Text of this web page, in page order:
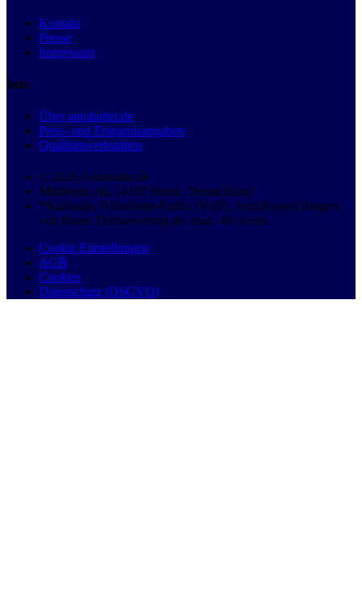
Kontakt
Presse
Impressum
Info
Über autobutler.de
Preis- und Ersparnisangaben
Qualitätswerkstätten
© 2026 Autobutler.de
Mühlenstr. 8a, 14167 Berlin, Deutschland
*Nationale Teilnehmer-Rufnr. (VoIP), Anrufkosten hängen
von Ihrem Telefonvertrag ab, max. 49 ct/min.
Cookie Einstellungen
AGB
Cookies
Datenschutz (DSGVO)